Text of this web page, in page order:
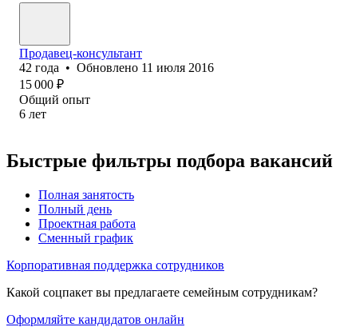
Продавец-консультант
42 года • Обновлено 11 июля 2016
15 000 ₽
Общий опыт
6 лет
Быстрые фильтры подбора вакансий
Полная занятость
Полный день
Проектная работа
Сменный график
Корпоративная поддержка сотрудников
Какой соцпакет вы предлагаете семейным сотрудникам?
Оформляйте кандидатов онлайн